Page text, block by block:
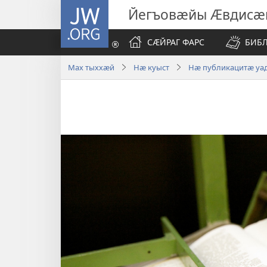
JW.ORG Йегъовӕйы
СӔЙРАГ ФАРС
Мах тыххӕй Нӕ куыст Нӕ публикацитӕ